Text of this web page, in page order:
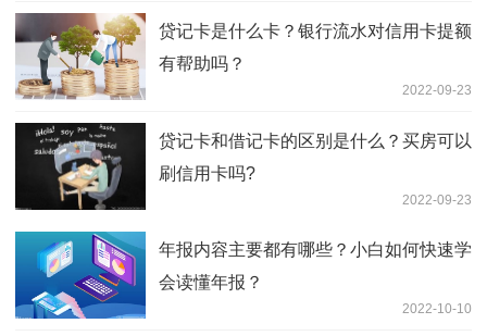
贷记卡是什么卡？银行流水对信用卡提额
有帮助吗？
2022-09-23
贷记卡和借记卡的区别是什么？买房可以
刷信用卡吗?
2022-09-23
年报内容主要都有哪些？小白如何快速学
会读懂年报？
2022-10-10